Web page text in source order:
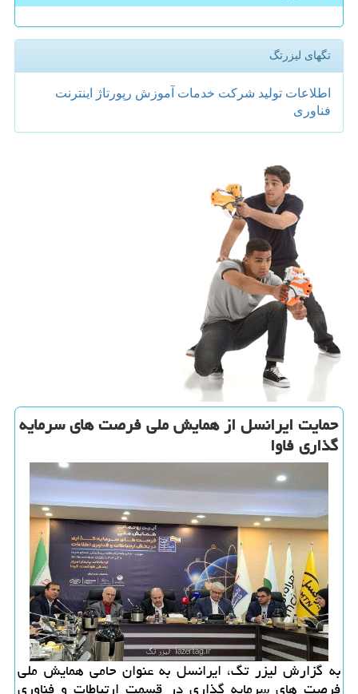
تگهای لیزرتگ
اطلاعات تولید شركت خدمات آموزش رپورتاژ
اینترنت
فناوری
حمایت ایرانسل از همایش ملی فرصت های سرمایه
گذاری فاوا
به گزارش لیزر تگ، ایرانسل به عنوان حامی همایش ملی